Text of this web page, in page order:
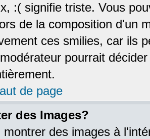
:( signifie triste. Vous
de la composition d'un
ces smilies, car ils
pourrait
de page
des Images?
montrer des images à